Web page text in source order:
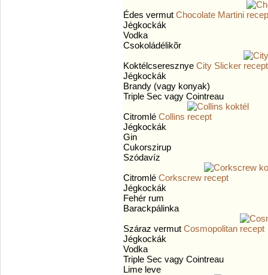
Édes vermut Chocolate Martini
Jégkockák
Vodka
Csokoládélikõr
Koktélcseresznye City Slicker
Jégkockák
Brandy (vagy konyak)
Triple Sec vagy Cointreau
Citromlé Collins
Jégkockák
Gin
Cukorszirup
Szódavíz
Citromlé Corkscrew
Jégkockák
Fehér rum
Barackpálinka
Száraz vermut Cosmopolitan
Jégkockák
Vodka
Triple Sec vagy Cointreau
Lime leve